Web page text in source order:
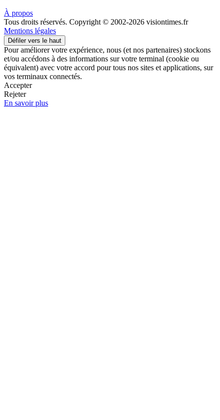
À propos
Tous droits réservés. Copyright © 2002-2026 visiontimes.fr
Mentions légales
Défiler vers le haut
Pour améliorer votre expérience, nous (et nos partenaires) stockons
et/ou accédons à des informations sur votre terminal (cookie ou
équivalent) avec votre accord pour tous nos sites et applications, sur
vos terminaux connectés.
Accepter
Rejeter
En savoir plus